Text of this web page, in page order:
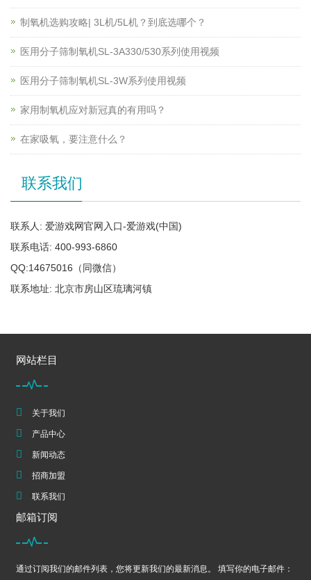
制氧机选购攻略| 3L机/5L机？到底选哪个？
医用分子筛制氧机SL-3A330/530系列使用视频
医用分子筛制氧机SL-3W系列使用视频
家用制氧机应对新冠真的有用吗？
在家吸氧，要注意什么？
联系我们
联系人: 爱游戏网官网入口-爱游戏(中国)
联系电话: 400-993-6860
QQ:14675016（同微信）
联系地址: 北京市房山区琉璃河镇
网站栏目
关于我们
产品中心
新闻动态
招商加盟
联系我们
邮箱订阅
通过订阅我们的邮件列表，您将更新我们的最新消息。 填写你的电子邮件：